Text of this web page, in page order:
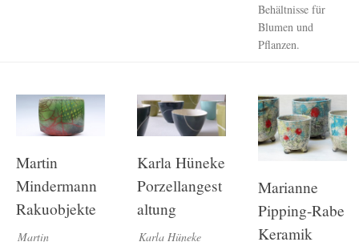
Behältnisse für
Blumen und
Pflanzen.
Martin
Mindermann
Rakuobjekte
Martin
Karla Hüneke
Porzellangest
altung
Karla Hüneke
Marianne
Pipping-Rabe
Keramik